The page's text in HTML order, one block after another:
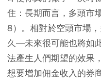
住：長期而言，多頭市
8）。相對於空頭市場
久—未來很可能也將如
法產生人們期望的效果
想要增加佣金收入的券